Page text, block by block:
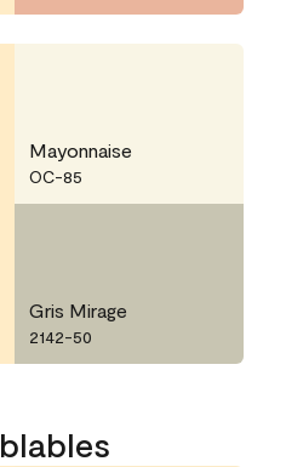
Mayonnaise
OC-85
Gris Mirage
2142-50